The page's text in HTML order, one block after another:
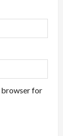
browser for